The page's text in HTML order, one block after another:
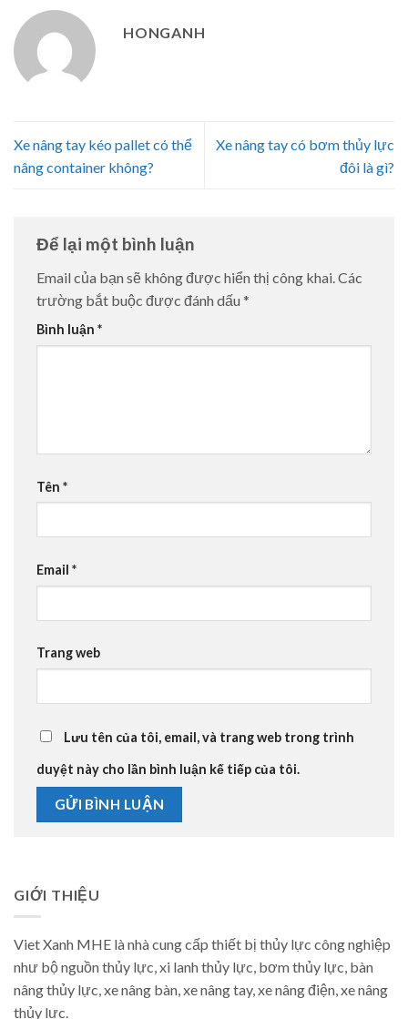
HONGANH
Xe nâng tay kéo pallet có thể
nâng container không?
Xe nâng tay có bơm thủy lực
đôi là gì?
Để lại một bình luận
Email của bạn sẽ không được hiển thị công khai.Các
trường bắt buộc được đánh dấu *
Bình luận *
Tên *
Email *
Trang web
Lưu tên của tôi, email, và trang web trong trình
duyệt này cho lần bình luận kế tiếp của tôi.
GIỚI THIỆU
Viet Xanh MHE là nhà cung cấp thiết bị thủy lực công nghiệp
như bộ nguồn thủy lực, xi lanh thủy lực, bơm thủy lực, bàn
nâng thủy lực, xe nâng bàn, xe nâng tay, xe nâng điện, xe nâng
thủy lực.